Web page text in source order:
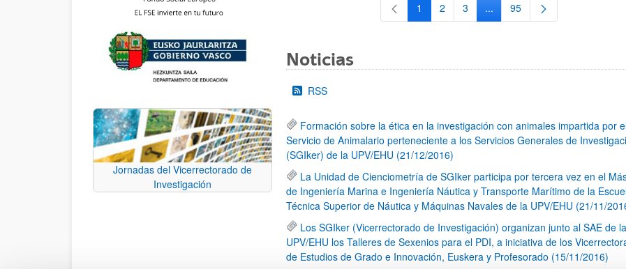
Jornadas del Vicerrectorado de
Investigación
Página
1 Página
2 Página
3 ...Páginas intermedias Use TAB
Página
95
Noticias
RSS
Formación sobre la ética en la investigación con animales impartida por
Servicio de Animalario perteneciente a los Servicios Generales de
(SGIker) de la UPV/EHU (21/12/2016)
La Unidad de Cienciometría de SGIker participa por tercera vez en el
de Ingeniería Marina e Ingeniería Náutica y Transporte Marítimo de la
Técnica Superior de Náutica y Máquinas Navales de la UPV/EHU (21/11/
Los SGIker (Vicerrectorado de Investigación) organizan junto al SAE de la
UPV/EHU los Talleres de Sexenios para el PDI, a iniciativa de los
de Estudios de Grado e Innovación, Euskera y Profesorado (15/11/2016)